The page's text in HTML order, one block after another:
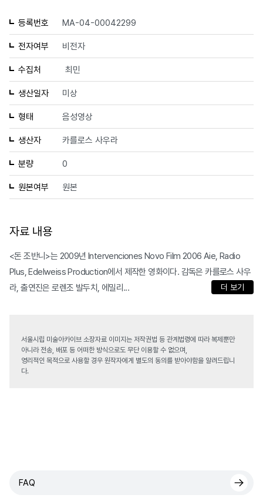
등록번호 MA-04-00042299
전자여부 비전자
수집처 최민
생산일자 미상
형태 음성영상
생산자 카를로스 사우라
분량 0
원본여부 원본
자료 내용
<돈 조반니>는 2009년 Intervenciones Novo Film 2006 Aie, Radio
Plus, Edelweiss Production에서 제작한 영화이다. 감독은 카를로스 사우
라, 출연진은 로렌조 발두치, 에밀리...
더 보기
서울시립 미술아카이브 소장자료 이미지는 저작권법 등 관계법령에 따라 복제뿐만
아니라 전송, 배포 등 어떠한 방식으로도 무단 이용할 수 없으며,
영리적인 목적으로 사용할 경우 원작자에게 별도의 동의를 받아야함을 알려드립니
다.
FAQ